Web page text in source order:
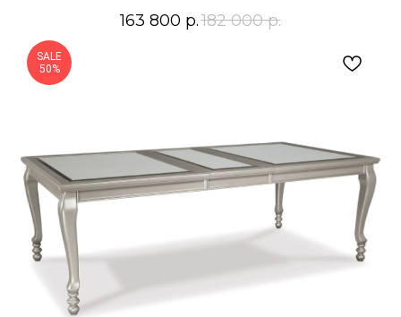
163 800 р.182 000 р.
SALE
50%